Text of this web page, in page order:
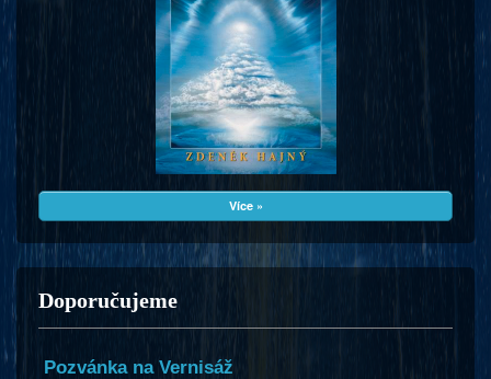
Více »
Doporučujeme
Pozvánka na Vernisáž